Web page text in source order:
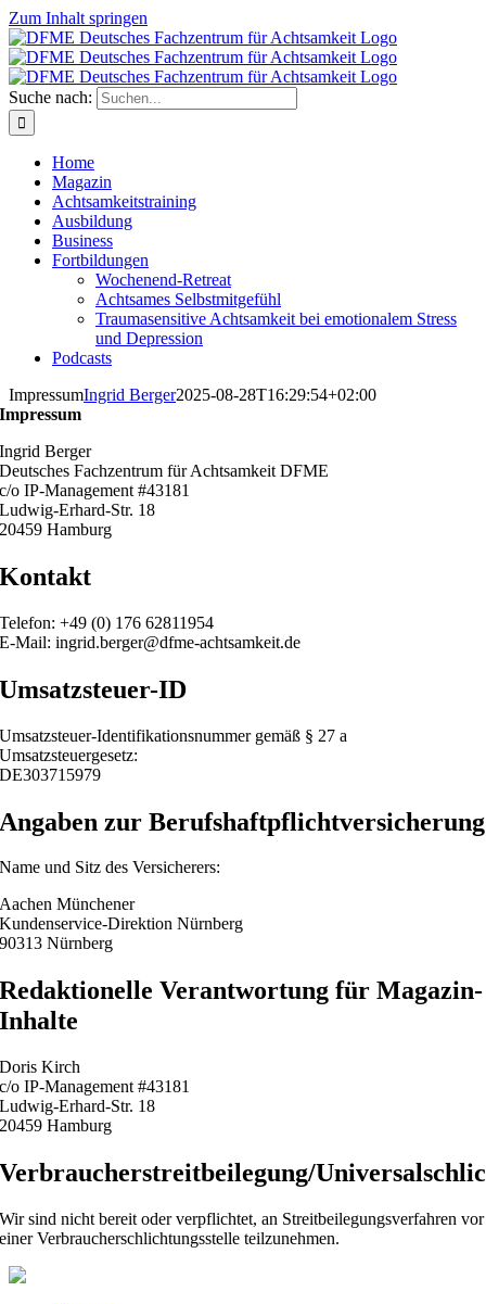
Zum Inhalt springen
Suche nach:
Home
Magazin
Achtsamkeitstraining
Ausbildung
Business
Fortbildungen
Wochenend-Retreat
Achtsames Selbstmitgefühl
Traumasensitive Achtsamkeit bei emotionalem Stress
und Depression
Podcasts
ImpressumIngrid Berger2025-08-28T16:29:54+02:00
Impressum
Ingrid Berger
Deutsches Fachzentrum für Achtsamkeit DFME
c/o IP-Management #43181
Ludwig-Erhard-Str. 18
20459 Hamburg
Kontakt
Telefon: +49 (0) 176 62811954
E-Mail: ingrid.berger@dfme-achtsamkeit.de
Umsatzsteuer-ID
Umsatzsteuer-Identifikationsnummer gemäß § 27 a
Umsatzsteuergesetz:
DE303715979
Angaben zur Berufshaftpflichtversicherung
Name und Sitz des Versicherers:
Aachen Münchener
Kundenservice-Direktion Nürnberg
90313 Nürnberg
Redaktionelle Verantwortung für Magazin-
Inhalte
Doris Kirch
c/o IP-Management #43181
Ludwig-Erhard-Str. 18
20459 Hamburg
Verbraucherstreitbeilegung/
Wir sind nicht bereit oder verpflichtet, an Streitbeilegungsverfahren vor
einer Verbraucherschlichtungsstelle teilzunehmen.